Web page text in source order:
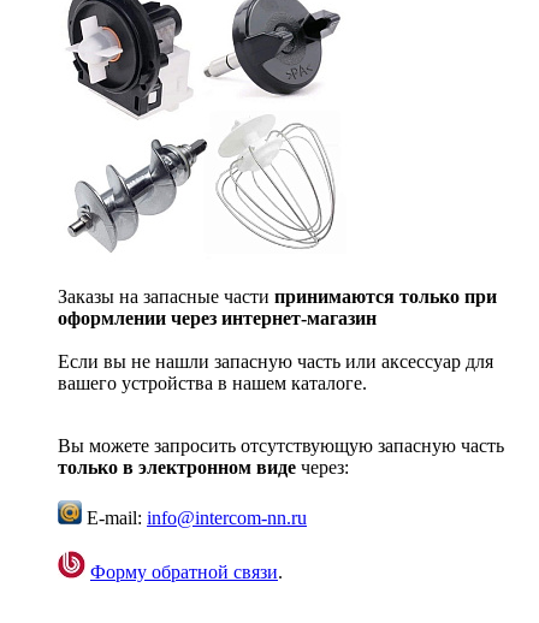
Заказы на запасные части принимаются только при
оформлении через интернет-магазин
Если вы не нашли запасную часть или аксессуар для
вашего устройства в нашем каталоге.
Вы можете запросить отсутствующую запасную часть
только в электронном виде через:
E-mail: info@intercom-nn.ru
Форму обратной связи.